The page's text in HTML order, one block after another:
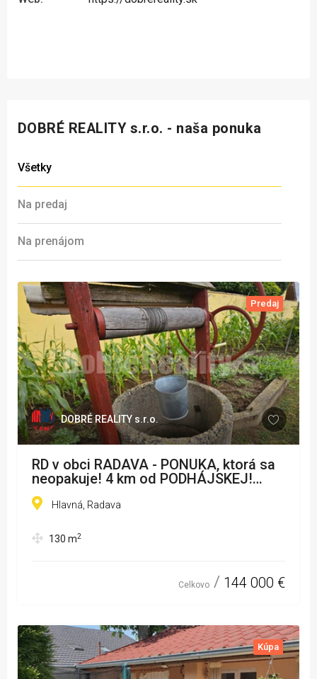
DOBRÉ REALITY s.r.o. - naša ponuka
Všetky
Na predaj
Na prenájom
Predaj
DOBRÉ REALITY s.r.o.
RD v obci RADAVA - PONUKA, ktorá sa
neopakuje! 4 km od PODHÁJSKEJ!
Veľkolepý pozemok s potenciálom!
Hlavná, Radava
130 m2
Celkovo 144 000 €
Kúpa